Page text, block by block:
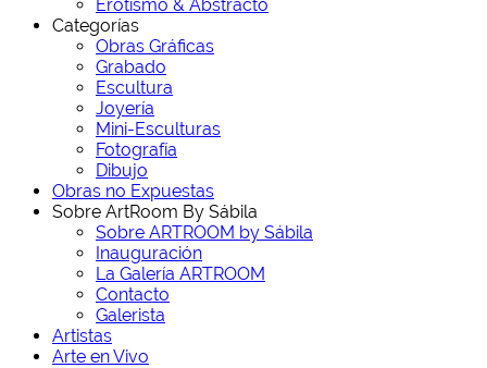
Erotismo & Abstracto
Categorías
Obras Gráficas
Grabado
Escultura
Joyería
Mini-Esculturas
Fotografía
Dibujo
Obras no Expuestas
Sobre ArtRoom By Sábila
Sobre ARTROOM by Sábila
Inauguración
La Galería ARTROOM
Contacto
Galerista
Artistas
Arte en Vivo